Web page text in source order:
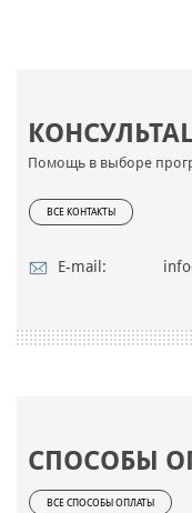
Помощь в выборе
ВСЕ КОНТАКТЫ
E-mail:
СПОСОБЫ
ВСЕ СПОСОБЫ ОПЛАТЫ